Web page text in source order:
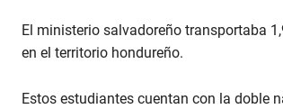
El ministerio salvadoreño transportaba
en el territorio hondureño.
Estos estudiantes cuentan con la doble